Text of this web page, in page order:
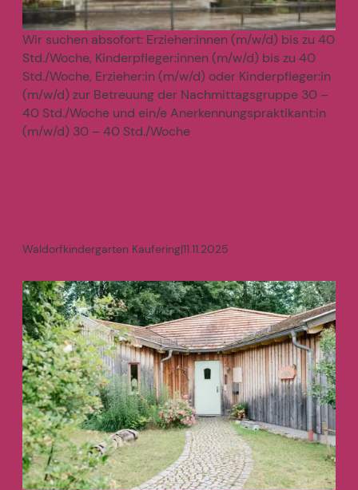
Wir suchen absofort: Erzieher:innen (m/w/d) bis zu 40
Std./Woche, Kinderpfleger:innen (m/w/d) bis zu 40
Std./Woche, Erzieher:in (m/w/d) oder Kinderpfleger:in
(m/w/d) zur Betreuung der Nachmittagsgruppe 30 –
40 Std./Woche und ein/e Anerkennungspraktikant:in
(m/w/d) 30 – 40 Std./Woche
Waldorfkindergarten Kaufering|11.11.2025